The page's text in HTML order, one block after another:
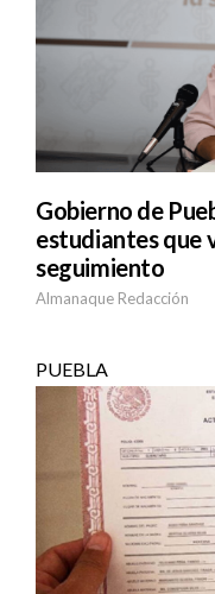
Gobierno de
estudiantes que
seguimiento
Almanaque Redacción
PUEBLA